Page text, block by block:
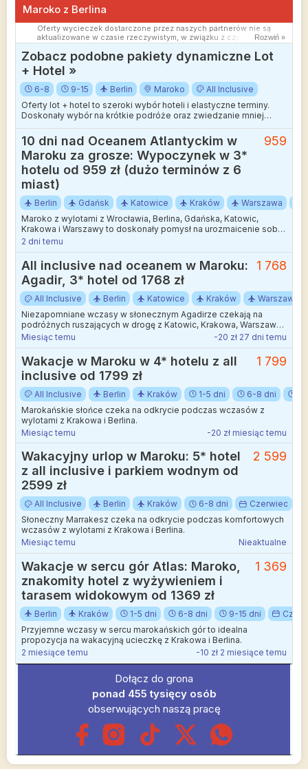
Maroko z Berlina
Oferty wycieczek dostarczone przez naszych partnerów nie są
aktualizowane w czasie rzeczywistym, w związku z czym ceny i
Dokładamy wszelkich starań aby rozbieżności były jak najmniejsze.
Rozwiń »
Zobacz podobne pakiety dynamiczne Lot
+ Hotel »
6-8 9-15 Berlin Maroko
All Inclusive
Oferty lot + hotel to szeroki wybór hoteli i elastyczne terminy.
Doskonały wybór na krótkie podróże oraz zwiedzanie mniej
10 dni nad Oceanem Atlantyckim w
Maroku za grosze: Wypoczynek w 3*
hotelu od 959 zł (dużo terminów z 6
miast)
959
Berlin Gdańsk Katowice Kraków Warszawa
Maroko z wylotami z Wrocławia, Berlina, Gdańska, Katowic,
Krakowa i Warszawy to doskonały pomysł na urozmaicenie sobie
ponurych jesienno-zimowych dni egzotyczną przygodą.
2 dni temu
All inclusive nad oceanem w Maroku:
Agadir, 3* hotel od 1768 zł
1 768
All Inclusive Berlin Katowice Kraków
Warszawa
Niezapomniane wczasy w słonecznym Agadirze czekają na
podróżnych ruszających w drogę z Katowic, Krakowa, Warszawy,
Wrocławia lub Berlina.
Miesiąc temu -20 zł 27 dni temu
Wakacje w Maroku w 4* hotelu z all
inclusive od 1799 zł
1 799
All Inclusive Berlin Kraków 1-5 dni 6-8 dni
Marokańskie słońce czeka na odkrycie podczas wczasów z
wylotami z Krakowa i Berlina.
Miesiąc temu
-20 zł miesiąc temu
Wakacyjny urlop w Maroku: 5* hotel
z all inclusive i parkiem wodnym od
2599 zł
2 599
All Inclusive Berlin Kraków 6-8 dni
Czerwiec
Słoneczny Marrakesz czeka na odkrycie podczas komfortowych
wczasów z wylotami z Krakowa i Berlina.
Miesiąc temu
Nieaktualne
Wakacje w sercu gór Atlas: Maroko,
znakomity hotel z wyżywieniem i
tarasem widokowym od 1369 zł
1 369
Berlin Kraków 1-5 dni 6-8 dni 9-15 dni
Przyjemne wczasy w sercu marokańskich gór to idealna
propozycja na wakacyjną ucieczkę z Krakowa i Berlina.
2 miesiące temu
-10 zł 2 miesiące temu
Dołącz do grona
ponad 455 tysięcy osób
obserwujących naszą pracę